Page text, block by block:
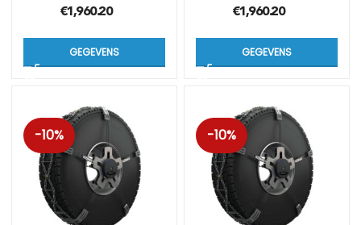
€1,960.20
GEGEVENS
€1,960.20
GEGEVENS
-10% -10%